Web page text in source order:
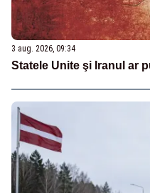
3 aug. 2026, 09:34
Statele Unite şi Iranul ar